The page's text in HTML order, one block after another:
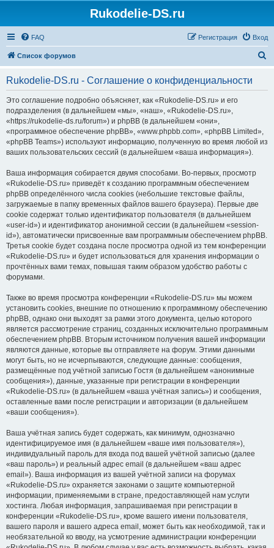
Rukodelie-DS.ru
FAQ Вход
Регистрация
Список форумов
Rukodelie-DS.ru - Соглашение о конфиденциальности
Это соглашение подробно объясняет, как «Rukodelie-DS.ru» и его
подразделения (в дальнейшем «мы», «наш», «Rukodelie-DS.ru»,
«https://rukodelie-ds.ru/forum») и phpBB (в дальнейшем «они»,
«программное обеспечение phpBB», «www.phpbb.com», «phpBB Limited»,
«phpBB Teams») используют информацию, полученную во время любой из
ваших пользовательских сессий (в дальнейшем «ваша информация»).
Ваша информация собирается двумя способами. Во-первых, просмотр
«Rukodelie-DS.ru» приведёт к созданию программным обеспечением
phpBB определённого числа cookies (небольшие текстовые файлы,
загружаемые в папку временных файлов вашего браузера). Первые две
cookie содержат только идентификатор пользователя (в дальнейшем
«user-id») и идентификатор анонимной сессии (в дальнейшем «session-
id»), автоматически присвоенные вам программным обеспечением phpBB.
Третья cookie будет создана после просмотра одной из тем конференции
«Rukodelie-DS.ru» и будет использоваться для хранения информации о
прочтённых вами темах, повышая таким образом удобство работы с
форумами.
Также во время просмотра конференции «Rukodelie-DS.ru» мы можем
установить cookies, внешние по отношению к программному обеспечению
phpBB, однако они выходят за рамки этого документа, целью которого
является рассмотрение страниц, созданных исключительно программным
обеспечением phpBB. Вторым источником получения вашей информации
являются данные, которые вы отправляете на форум. Этими данными
могут быть, но не исчерпываются, следующие данные: сообщения,
размещённые под учётной записью Гостя (в дальнейшем «анонимные
сообщения»), данные, указанные при регистрации в конференции
«Rukodelie-DS.ru» (в дальнейшем «ваша учётная запись») и сообщения,
оставленные вами после регистрации и авторизации (в дальнейшем
«ваши сообщения»).
Ваша учётная запись будет содержать, как минимум, однозначно
идентифицируемое имя (в дальнейшем «ваше имя пользователя»),
индивидуальный пароль для входа под вашей учётной записью (далее
«ваш пароль») и реальный адрес email (в дальнейшем «ваш адрес
email»). Ваша информация из вашей учётной записи на форумах
«Rukodelie-DS.ru» охраняется законами о защите компьютерной
информации, применяемыми в стране, предоставляющей нам услуги
хостинга. Любая информация, запрашиваемая при регистрации в
конференции «Rukodelie-DS.ru», кроме вашего имени пользователя,
вашего пароля и вашего адреса email, может быть как необходимой, так и
необязательной ко вводу, на усмотрение администрации конференции